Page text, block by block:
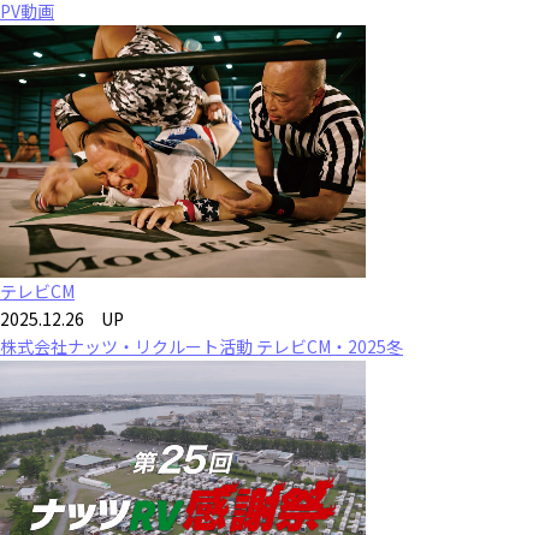
PV動画
テレビCM
2025.12.26 UP
株式会社ナッツ・リクルート活動 テレビCM・2025冬